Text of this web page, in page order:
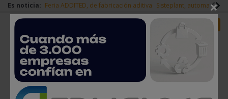
Es noticia: Feria ADDITED, de fabricación aditiva Sisteplant,
Redes Sociales Login empresas
×